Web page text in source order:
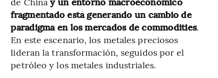
fragmentado está generando un cambio de
paradigma en los mercados de commodities.
En este escenario, los metales preciosos
lideran la transformación, seguidos por el
petróleo y los metales industriales.